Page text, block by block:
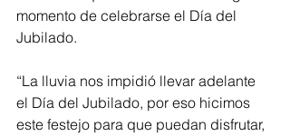
momento de celebrarse el Día del
Jubilado.
“La lluvia nos impidió llevar adelante
el Día del Jubilado, por eso hicimos
este festejo para que puedan disfrutar,